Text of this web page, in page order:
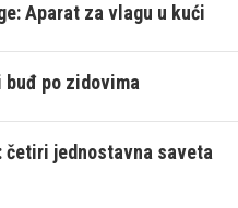
Aparat za vlagu u kući
buđ po zidovima
četiri jednostavna saveta